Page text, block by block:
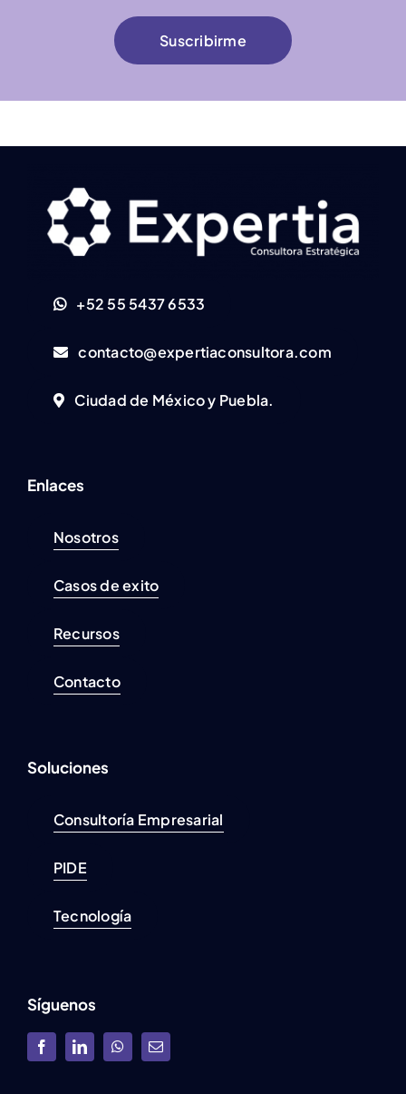
Suscribirme
+52 55 5437 6533
contacto@expertiaconsultora.com
Ciudad de México y Puebla.
Enlaces
Nosotros
Casos de exito
Recursos
Contacto
Soluciones
Consultoría Empresarial
PIDE
Tecnología
Síguenos